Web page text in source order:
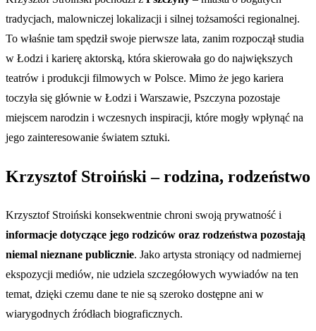
tradycjach, malowniczej lokalizacji i silnej tożsamości regionalnej.
To właśnie tam spędził swoje pierwsze lata, zanim rozpoczął studia
w Łodzi i karierę aktorską, która skierowała go do największych
teatrów i produkcji filmowych w Polsce. Mimo że jego kariera
toczyła się głównie w Łodzi i Warszawie, Pszczyna pozostaje
miejscem narodzin i wczesnych inspiracji, które mogły wpłynąć na
jego zainteresowanie światem sztuki.
Krzysztof Stroiński – rodzina, rodzeństwo
Krzysztof Stroiński konsekwentnie chroni swoją prywatność i
informacje dotyczące jego rodziców oraz rodzeństwa pozostają
niemal nieznane publicznie. Jako artysta stroniący od nadmiernej
ekspozycji mediów, nie udziela szczegółowych wywiadów na ten
temat, dzięki czemu dane te nie są szeroko dostępne ani w
wiarygodnych źródłach biograficznych.